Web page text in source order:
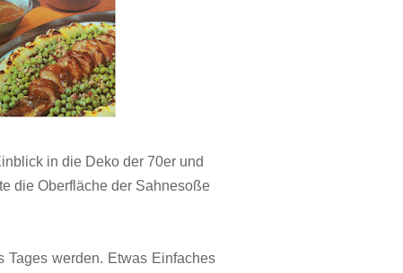
in die Deko der 70er und
die Oberfläche der Sahnesoße
Tages werden. Etwas Einfaches